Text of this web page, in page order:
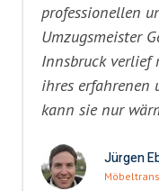
professionellen
Umzugsmeister
Innsbruck verlief
ihres erfahrenen
kann sie nur
Jürgen